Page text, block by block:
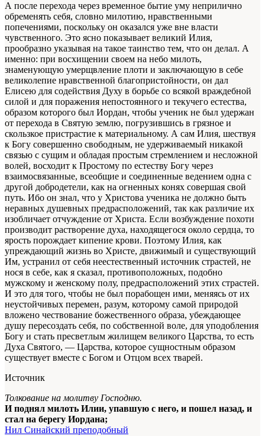
А после перехода через временное бытие уму неприлично
обременять себя, словно милотию, нравственными
попечениями, поскольку он оказался уже вне власти
чувственного. Это ясно показывает великий Илия,
прообразно указывая на такое таинство тем, что он делал. А
именно: при восхищении своем на небо милоть,
знаменующую умерщвление плоти и заключающую в себе
великолепие нравственной благопристойности, он дал
Елисею для содействия Духу в борьбе со всякой враждебной
силой и для поражения непостоянного и текучего естества,
образом которого был Иордан, чтобы ученик не был удержан
от перехода в Святую землю, погрузившись в грязное и
скользкое пристрастие к материальному. А сам Илия, шествуя
к Богу совершенно свободным, не удерживаемый никакой
связью с сущим и обладая простым стремлением и несложной
волей, восходит к Простому по естеству Богу через
взаимосвязанные, всеобщие и соединенные ведением одна с
другой добродетели, как на огненных конях совершая свой
путь. Ибо он знал, что у Христова ученика не должно быть
неравных душевных предрасположений, так как различие их
изобличает отчуждение от Христа. Если возбуждение похоти
производит растворение духа, находящегося около сердца, то
ярость порождает кипение крови. Поэтому Илия, как
упреждающий жизнь во Христе, движимый и существующий
Им, устранил от себя неестественный источник страстей, не
нося в себе, как я сказал, противоположных, подобно
мужскому и женскому полу, предрасположений этих страстей.
И это для того, чтобы не был порабощен ими, меняясь от их
неустойчивых перемен, разум, которому самой природой
вложено чествование божественного образа, убеждающее
душу пересоздать себя, по собственной воле, для уподобления
Богу и стать пресветлым жилищем великого Царства, то есть
Духа Святого, — Царства, которое сущностным образом
существует вместе с Богом и Отцом всех тварей.
Источник
Толкование на молитву Господню.
И поднял милоть Илии, упавшую с него, и пошел назад, и
стал на берегу Иордана;
Нил Синайский преподобный